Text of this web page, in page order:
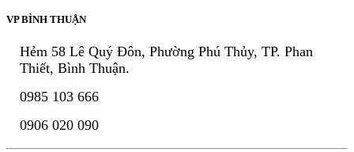
VP BÌNH THUẬN
Hẻm 58 Lê Quý Đôn, Phường Phú Thủy, TP. Phan
Thiết, Bình Thuận.
0985 103 666
0906 020 090